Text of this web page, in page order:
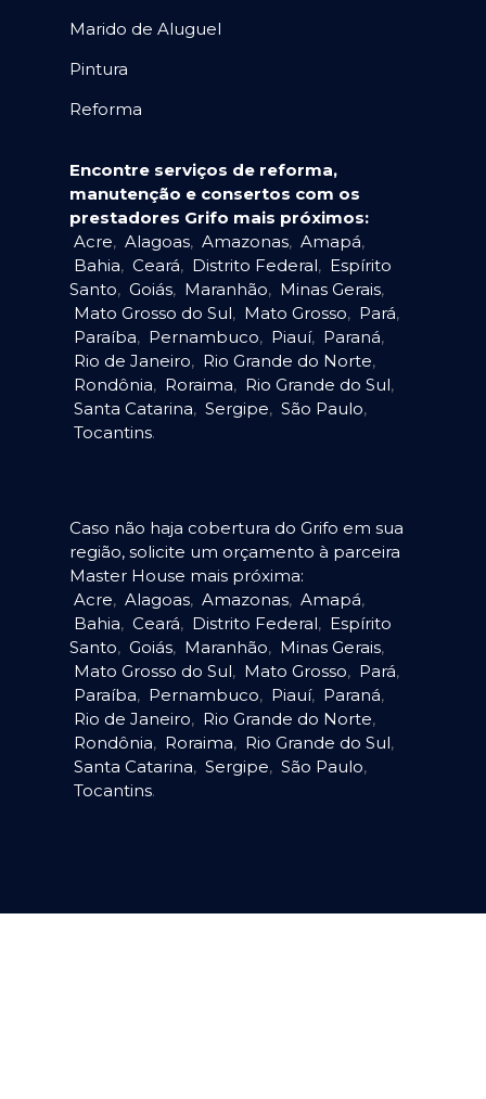
Marido de Aluguel
Pintura
Reforma
Encontre serviços de reforma,
manutenção e consertos com os
prestadores Grifo mais próximos:
Acre, Alagoas, Amazonas, Amapá,
Bahia, Ceará, Distrito Federal, Espírito
Santo, Goiás, Maranhão, Minas Gerais,
Mato Grosso do Sul, Mato Grosso, Pará,
Paraíba, Pernambuco, Piauí, Paraná,
Rio de Janeiro, Rio Grande do Norte,
Rondônia, Roraima, Rio Grande do Sul,
Santa Catarina, Sergipe, São Paulo,
Tocantins.
Caso não haja cobertura do Grifo em sua
região, solicite um orçamento à parceira
Master House mais próxima:
Acre, Alagoas, Amazonas, Amapá,
Bahia, Ceará, Distrito Federal, Espírito
Santo, Goiás, Maranhão, Minas Gerais,
Mato Grosso do Sul, Mato Grosso, Pará,
Paraíba, Pernambuco, Piauí, Paraná,
Rio de Janeiro, Rio Grande do Norte,
Rondônia, Roraima, Rio Grande do Sul,
Santa Catarina, Sergipe, São Paulo,
Tocantins.